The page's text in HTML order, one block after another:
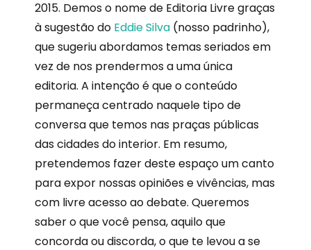
2015. Demos o nome de Editoria Livre graças
à sugestão do Eddie Silva (nosso padrinho),
que sugeriu abordamos temas seriados em
vez de nos prendermos a uma única
editoria. A intenção é que o conteúdo
permaneça centrado naquele tipo de
conversa que temos nas praças públicas
das cidades do interior. Em resumo,
pretendemos fazer deste espaço um canto
para expor nossas opiniões e vivências, mas
com livre acesso ao debate. Queremos
saber o que você pensa, aquilo que
concorda ou discorda, o que te levou a se